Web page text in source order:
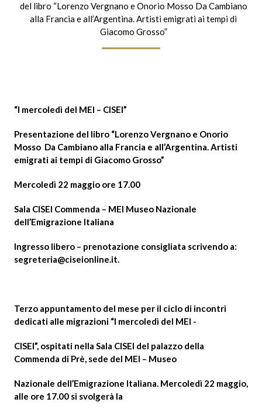
del libro “Lorenzo Vergnano e Onorio Mosso Da Cambiano
alla Francia e all’Argentina. Artisti emigrati ai tempi di
Giacomo Grosso”
“I mercoledì del MEI – CISEI”
Presentazione del libro “Lorenzo Vergnano e Onorio
Mosso Da Cambiano alla Francia e all’Argentina. Artisti
emigrati ai tempi di Giacomo Grosso”
Mercoledì 22 maggio ore 17.00
Sala CISEI Commenda – MEI Museo Nazionale
dell’Emigrazione Italiana
Ingresso libero – prenotazione consigliata scrivendo a:
segreteria@ciseionline.it.
Terzo appuntamento del mese per il ciclo di incontri
dedicati alle migrazioni “I mercoledì del MEI -
CISEI”, ospitati nella Sala CISEI del palazzo della
Commenda di Prè, sede del MEI – Museo
Nazionale dell’Emigrazione Italiana. Mercoledì 22 maggio,
alle ore 17.00 si svolgerà la